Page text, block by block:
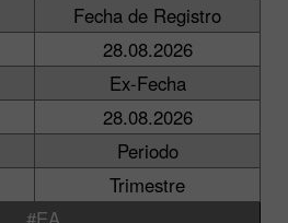
Fecha de Registro
28.08.2026
Ex-Fecha
28.08.2026
Periodo
Trimestre